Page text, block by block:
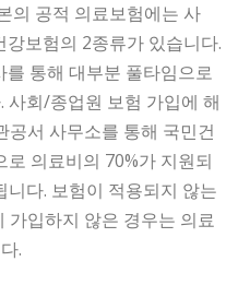
의 공적 의료보험에는 사
보험의 2종류가 있습니다.
통해 대부분 풀타임으로
사회/종업원 보험 가입에 해
공서 사무소를 통해 국민건
의료비의 70%가 지원되
다. 보험이 적용되지 않는
가입하지 않은 경우는 의료
.